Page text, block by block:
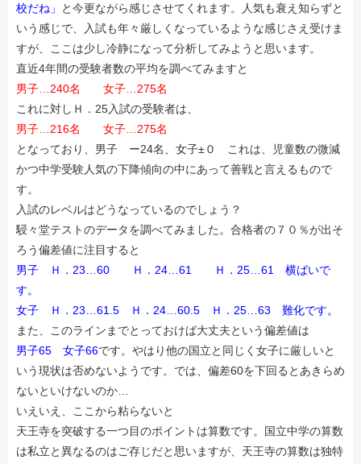
校だね」
と今更ながら感じさせてくれます。人気も衰え知らずと
いう感じで、入試も年々厳しくなっているような感じさえ受けま
すが、ここは少し冷静になって分析してみようと思います。
直近4年間の受験者数の平均を調べてみますと
男子…240名 女子…275名
これに対しＨ．25入試の受験者は、
男子…216名 女子…275名
となっており、男子 ー24名、女子±０ これは、児童数の微減
かつ中学受験人気の下降傾向の中にあって善戦と言えるもので
す。
入試のレベルはどうなっているのでしょう？
駸々堂テストのデータを調べてみました。合格者の７０％が出そ
ろう偏差値に注目すると
男子 Ｈ．23…60 Ｈ．24…61 Ｈ．25…61 横ばいで
す。
女子 Ｈ．23…61.5 Ｈ．24…60.5 Ｈ．25…63 難化です。
また、このラインまでとっておけば大丈夫という偏差値は
男子65 女子66です。やはり他の国立と同じく女子に厳しいと
いう現状は否めないようです。では、偏差60を下回るとあきらめ
ないといけないのか…
いえいえ、ここから粘らないと
天王寺を突破する一つ目のポイントは算数です。国立中学の算数
は私立と異なるのはご存じだと思いますが、天王寺の算数は独特
メールでのお問い合わせ